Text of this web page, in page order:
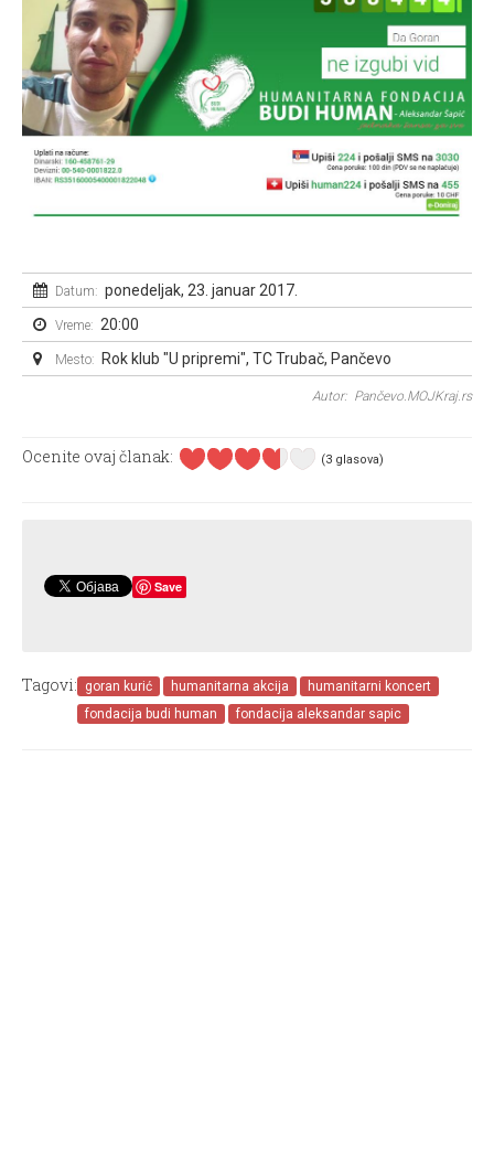
Datum: ponedeljak, 23. januar 2017.
Vreme: 20:00
Mesto: Rok klub "U pripremi", TC Trubač, Pančevo
Autor: Pančevo.MOJKraj.rs
Ocenite ovaj članak: (3 glasova)
Save
Tagovi: goran kurić humanitarna akcija
humanitarni koncert
fondacija budi human
fondacija aleksandar sapic